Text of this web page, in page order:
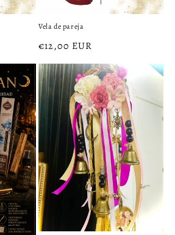
Vela de pareja
Precio
habitual
€12,00 EUR